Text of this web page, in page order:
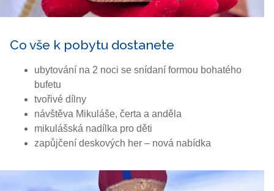
Co vše k pobytu dostanete
ubytování na 2 noci se snídaní formou bohatého
bufetu
tvořivé dílny
návštěva Mikuláše, čerta a anděla
mikulášská nadílka pro děti
zapůjčení deskových her – nová nabídka